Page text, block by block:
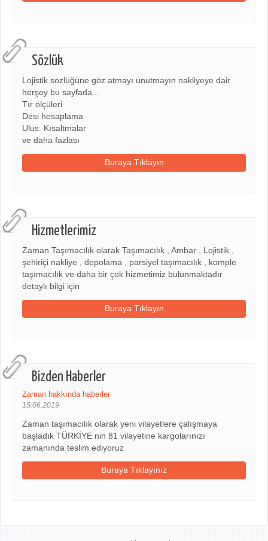
Sözlük
Lojistik sözlüğüne göz atmayı unutmayın nakliyeye dair
herşey bu sayfada...
Tır ölçüleri
Desi hesaplama
Ulus. Kısaltmalar
ve daha fazlası
Buraya Tıklayın
Hizmetlerimiz
Zaman Taşımacılık olarak Taşımacılık , Ambar , Lojistik ,
şehiriçi nakliye , depolama , parsiyel taşımacılık , komple
taşımacılık ve daha bir çok hizmetimiz bulunmaktadır
detaylı bilgi için
Buraya Tıklayın
Bizden Haberler
Zaman hakkında haberler
15.06.2019
Zaman taşımacılık olarak yeni vilayetlere çalışmaya
başladık TÜRKİYE nin 81 vilayetine kargolarınızı
zamanında teslim ediyoruz
Buraya Tıklayınız